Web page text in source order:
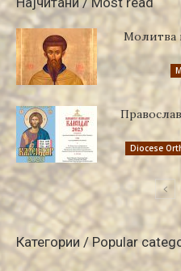
Молитва
Diocese
Категории / Popular